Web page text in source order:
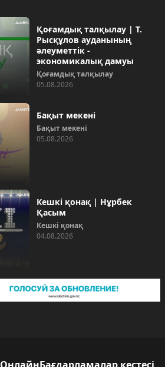
Қоғамдық талқылау | Т.
Рысқұлов ауданының
әлеуметтік -
экономикалық дамуы
Қоғамдық талқылау
05.08.2026
Бақыт мекені
Бақыт мекені
05.08.2026
Кешкі қонақ | Нұрбек
Қасым
Кешкі қонақ
04.08.2026
ОнлайнБағдарламалар кестесі